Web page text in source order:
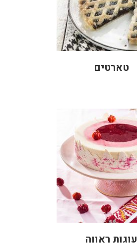
טארטים
עוגות ראווה